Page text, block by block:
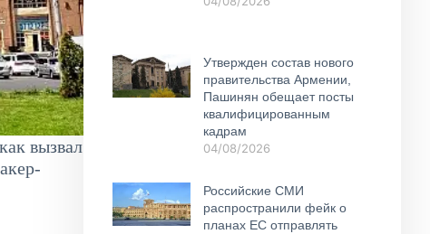
вызвал
Утвержден состав нового
правительства Армении,
Пашинян обещает посты
квалифицированным
кадрам
04/08/2026
Российские СМИ
распространили фейк о
планах ЕС отправлять